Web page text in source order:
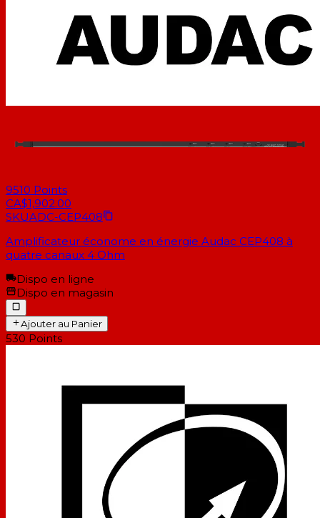
9510 Points
CA$1,902.00
SKUADC-CEP408
Amplificateur économe en énergie Audac CEP408 à
quatre canaux 4 Ohm
Dispo en ligne
Dispo en magasin
Ajouter au Panier
530 Points